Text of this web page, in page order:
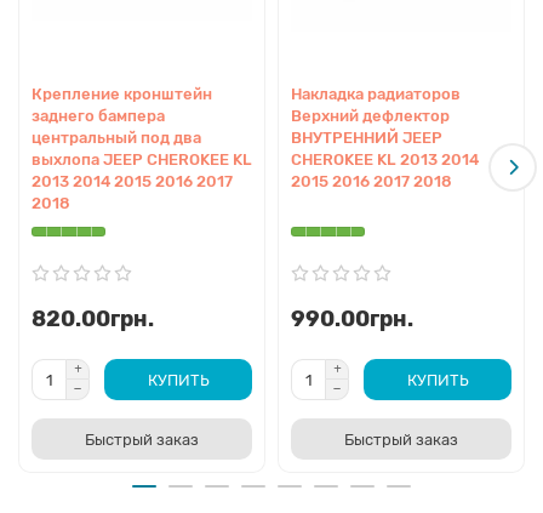
Крепление кронштейн
заднего бампера
центральный под два
выхлопа JEEP CHEROKEE KL
2013 2014 2015 2016 2017
2018
820.00грн.
КУПИТЬ
Быстрый заказ
Накладка радиаторов
Верхний дефлектор
ВНУТРЕННИЙ JEEP
CHEROKEE KL 2013 2014
2015 2016 2017 2018
990.00грн.
КУПИТЬ
Быстрый заказ